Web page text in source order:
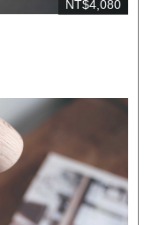
NT$4,080